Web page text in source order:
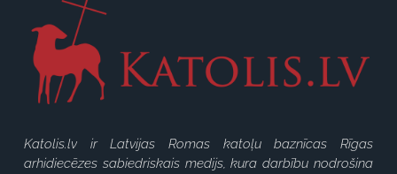
Katolis.lv ir Latvijas Romas katoļu baznīcas Rīgas
arhidiecēzes sabiedriskais medijs, kura darbību nodrošina